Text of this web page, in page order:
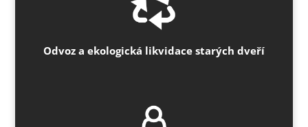
Odvoz a ekologická likvidace starých dveří